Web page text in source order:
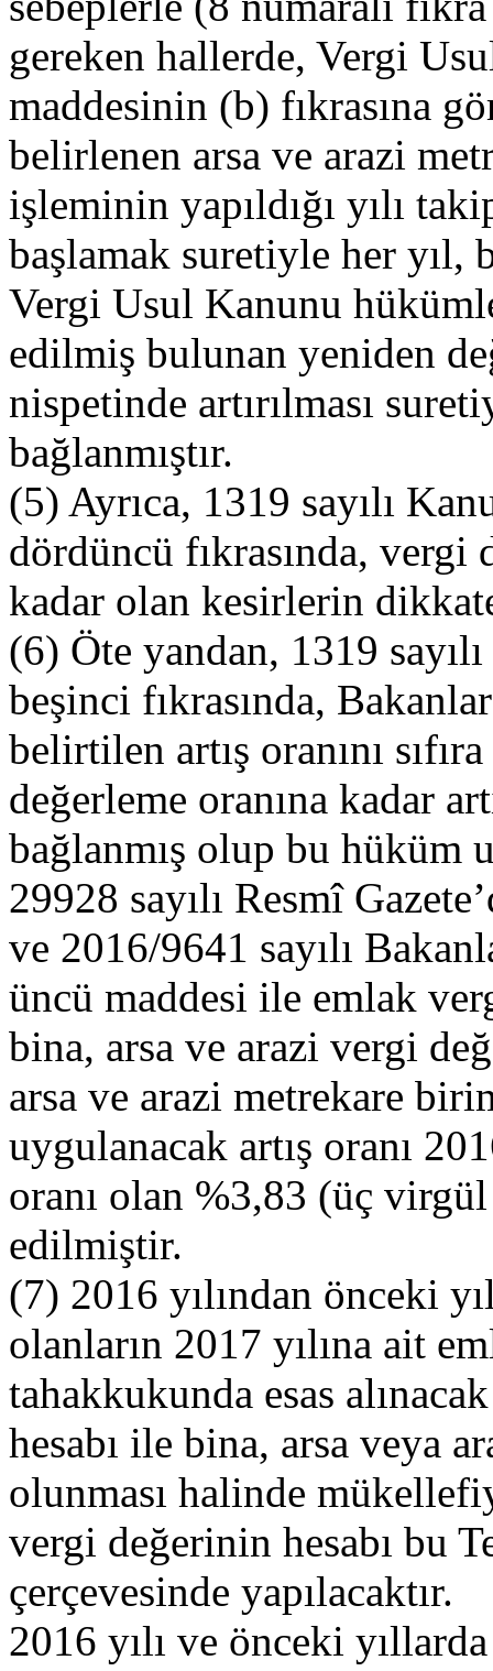
gereken hallerde, Vergi
maddesinin (b) fıkrasına
belirlenen arsa ve arazi
işleminin yapıldığı yılı
başlamak suretiyle her
Vergi Usul Kanunu
edilmiş bulunan yeniden
nispetinde artırılması
bağlanmıştır.
(5) Ayrıca, 1319 sayılı
dördüncü fıkrasında, vergi
kadar olan kesirlerin
(6) Öte yandan, 1319
beşinci fıkrasında,
belirtilen artış oranını
değerleme oranına kadar
bağlanmış olup bu hüküm
29928 sayılı Resmî
ve 2016/9641 sayılı
üncü maddesi ile emlak
bina, arsa ve arazi vergi
arsa ve arazi metrekare
uygulanacak artış oranı
oranı olan %3,83 (üç
edilmiştir.
(7) 2016 yılından önceki
olanların 2017 yılına ait
tahakkukunda esas
hesabı ile bina, arsa veya
olunması halinde
vergi değerinin hesabı bu
çerçevesinde yapılacaktır.
2016 yılı ve önceki